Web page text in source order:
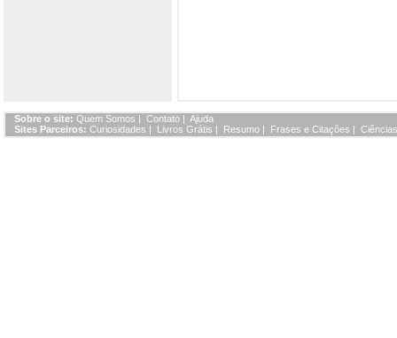
Sobre o site: Quem Somos | Contato | Ajuda
Sites Parceiros: Curiosidades | Livros Grátis | Resumo | Frases e Citações |